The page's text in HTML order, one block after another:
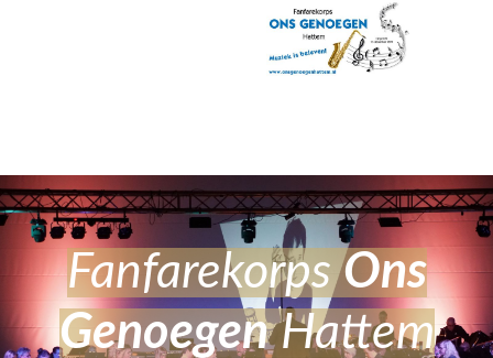
FanfarekorpsOns
GenoegenHattem